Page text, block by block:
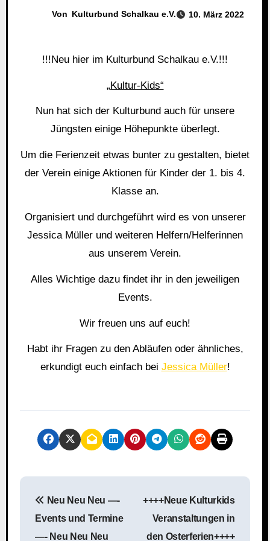
Von Kulturbund Schalkau e.V. 10. März 2022
!!!Neu hier im Kulturbund Schalkau e.V.!!!
„Kultur-Kids“
Nun hat sich der Kulturbund auch für unsere
Jüngsten einige Höhepunkte überlegt.
Um die Ferienzeit etwas bunter zu gestalten, bietet
der Verein einige Aktionen für Kinder der 1. bis 4.
Klasse an.
Organisiert und durchgeführt wird es von unserer
Jessica Müller und weiteren Helfern/Helferinnen
aus unserem Verein.
Alles Wichtige dazu findet ihr in den jeweiligen
Events.
Wir freuen uns auf euch!
Habt ihr Fragen zu den Abläufen oder ähnliches,
erkundigt euch einfach bei Jessica Müller!
Neu Neu Neu —-
Events und Termine
—- Neu Neu Neu
++++Neue Kulturkids
Veranstaltungen in
den Osterferien++++